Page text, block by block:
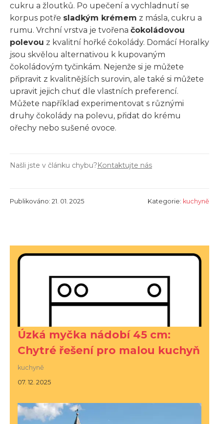
cukru a žloutků. Po upečení a vychladnutí se
korpus potře sladkým krémem z másla, cukru a
rumu. Vrchní vrstva je tvořena čokoládovou
polevou z kvalitní hořké čokolády. Domácí Horalky
jsou skvělou alternativou k kupovaným
čokoládovým tyčinkám. Nejenže si je můžete
připravit z kvalitnějších surovin, ale také si můžete
upravit jejich chuť dle vlastních preferencí.
Můžete například experimentovat s různými
druhy čokolády na polevu, přidat do krému
ořechy nebo sušené ovoce.
Našli jste v článku chybu?Kontaktujte nás
Publikováno: 21. 01. 2025 Kategorie: kuchyně
Úzká myčka nádobí 45 cm:
Chytré řešení pro malou kuchyň
kuchyně
07. 12. 2025